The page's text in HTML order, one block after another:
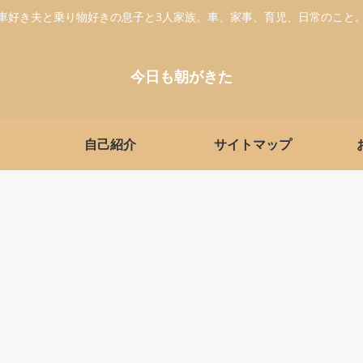
好き夫と乗り物好きの息子と3人家族。車、家事、育児、日常のこと。
今日も朝がきた
自己紹介 サイトマップ